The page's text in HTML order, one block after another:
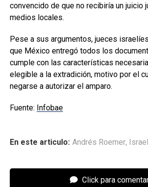
convencido de que no recibiría un juicio
medios locales.
Pese a sus argumentos, jueces
que México entregó todos los
cumple con las características
elegible a la extradición, motivo por el
negarse a autorizar el amparo.
Fuente: Infobae
En este articulo: Andrés Roemer, Israel
Click para